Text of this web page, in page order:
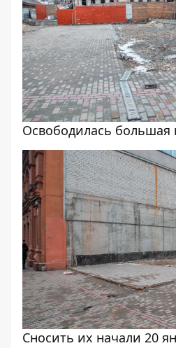
Освободилась большая
Сносить их начали 20